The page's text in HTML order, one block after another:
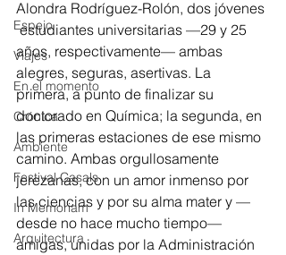
Espejo
Viajes
En el momento
Crónica
Ambiente
Festival Casals
In Memoriam
Arquitectura
Alondra Rodríguez-Rolón, dos jóvenes
estudiantes universitarias —29 y 25
años, respectivamente— ambas
alegres, seguras, asertivas. La
primera, a punto de finalizar su
doctorado en Química; la segunda, en
las primeras estaciones de ese mismo
camino. Ambas orgullosamente
jerezanas, con un amor inmenso por
las ciencias y por su alma mater y —
desde no hace mucho tiempo—
amigas, unidas por la Administración